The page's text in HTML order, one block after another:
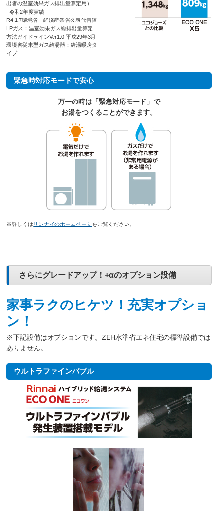
出者の温室効果ガス排出量算定用）
−令和2年度実績−
R4.1.7環境省・経済産業省公表代替値
LPガス：温室効果ガス総排出量算定
方法ガイドラインVer1.0 平成29年3月
環境省従来型ガス給湯器：給湯暖房タ
イプ
緊急時対応モードで安心
万一の時は「緊急対応モード」で
お湯をつくることができます。
※詳しくは リンナイのホームページをご覧ください。
さらにグレードアップ！+αのオプション設備
家事ラクのヒケツ！充実オプショ
ン！
※下記設備はオプションです。ZEH水準省エネ住宅の標準設備では
ありません。
ウルトラファインバブル